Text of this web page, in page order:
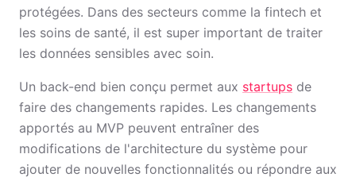
protégées. Dans des secteurs comme la fintech et
les soins de santé, il est super important de traiter
les données sensibles avec soin.
Un back-end bien conçu permet aux startups de
faire des changements rapides. Les changements
apportés au MVP peuvent entraîner des
modifications de l'architecture du système pour
ajouter de nouvelles fonctionnalités ou répondre aux